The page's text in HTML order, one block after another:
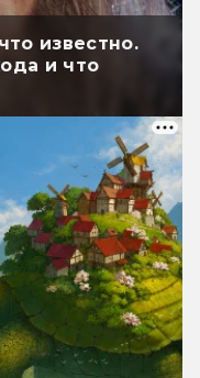
известно.
и что